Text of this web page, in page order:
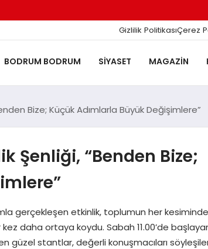
Gizlilik PolitikasıÇerez
BODRUM BODRUM SIYASET MAGAZIN
Bize; Küçük Adımlarla Büyük Değişimlere”
Şenliği, “Benden Bize;
gerçekleşen etkinlik, toplumun her
daha ortaya koydu. Sabah 11.00’de
güzel stantlar, değerli konuşmacıları